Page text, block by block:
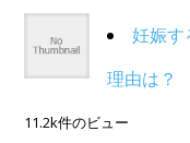
妊娠す
理由は？
11.2k件のビュー